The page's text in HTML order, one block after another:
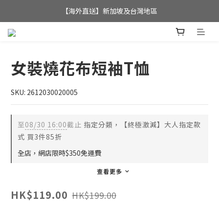
全店滿$350，即可享港澳地區免運費;
【海外直送】新加坡及台灣地區
女裝燒花布短袖T恤
SKU: 2612030020005
至08/30 16:00截止 指定分類，【終極激減】大人指定款
式 買3件85折
全店，網店限時$350免運費
查看更多
HK$119.00 HK$199.00